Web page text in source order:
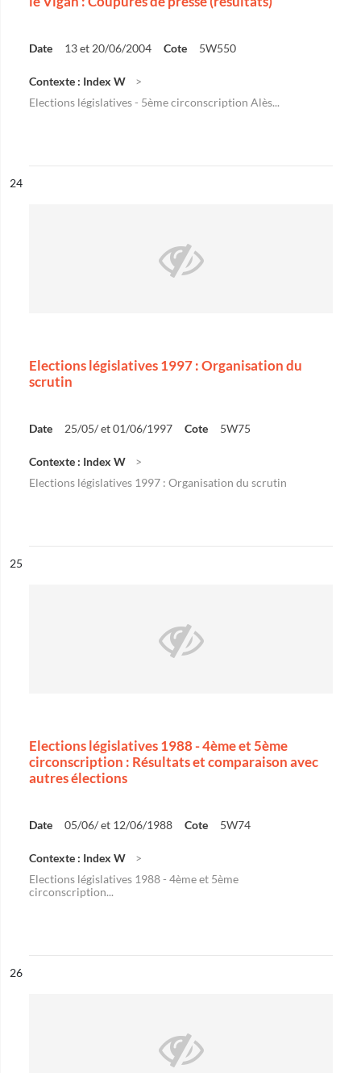
Date 13 et 20/06/2004 Cote 5W550
Contexte : Index W
Elections législatives - 5ème circonscription Alès...
n°
24
Elections législatives 1997 : Organisation du
scrutin
Date 25/05/ et 01/06/1997 Cote 5W75
Contexte : Index W
Elections législatives 1997 : Organisation du scrutin
n°
25
Elections législatives 1988 - 4ème et 5ème
circonscription : Résultats et comparaison avec
autres élections
Date 05/06/ et 12/06/1988 Cote 5W74
Contexte : Index W
Elections législatives 1988 - 4ème et 5ème
circonscription...
n°
26